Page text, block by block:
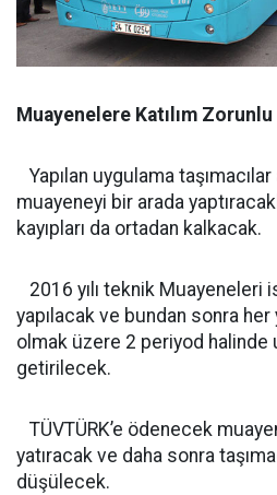
Muayenelere Katılım Zorunlu
Yapılan uygulama
muayeneyi bir arada
kayıpları da ortadan kalkacak.
2016 yılı teknik Muayeneleri
yapılacak ve bundan sonra her
olmak üzere 2 periyod halinde
getirilecek.
TÜVTÜRK’e ödenecek
yatıracak ve daha sonra
düşülecek.